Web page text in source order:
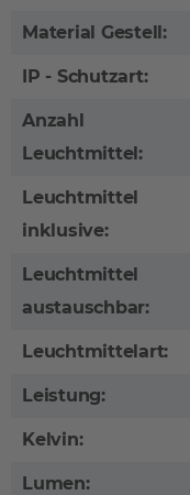
Material Gestell:
IP - Schutzart:
Anzahl
Leuchtmittel:
Leuchtmittel
inklusive:
Leuchtmittel
austauschbar:
Leuchtmittelart:
Leistung:
Kelvin:
Lumen: